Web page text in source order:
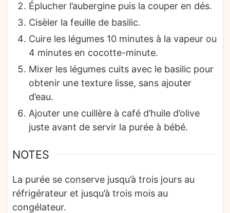
Éplucher l’aubergine puis la couper en dés.
Cisèler la feuille de basilic.
Cuire les légumes 10 minutes à la vapeur ou
4 minutes en cocotte-minute.
Mixer les légumes cuits avec le basilic pour
obtenir une texture lisse, sans ajouter
d’eau.
Ajouter une cuillère à café d’huile d’olive
juste avant de servir la purée à bébé.
NOTES
La purée se conserve jusqu’à trois jours au
réfrigérateur et jusqu’à trois mois au
congélateur.